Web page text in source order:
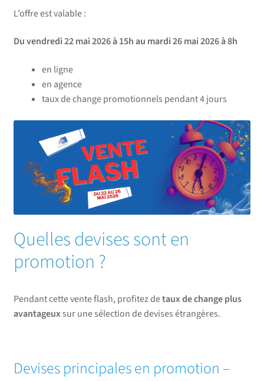
L’offre est valable :
Du vendredi 22 mai 2026 à 15h au mardi 26 mai 2026 à 8h
en ligne
en agence
taux de change promotionnels pendant 4 jours
Quelles devises sont en
promotion ?
Pendant cette vente flash, profitez detaux de change plus
avantageuxsur une sélection de devises étrangères.
Devises principales en promotion –